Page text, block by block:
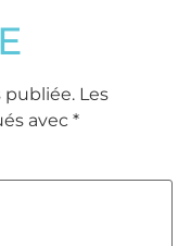
publiée. Les
avec *